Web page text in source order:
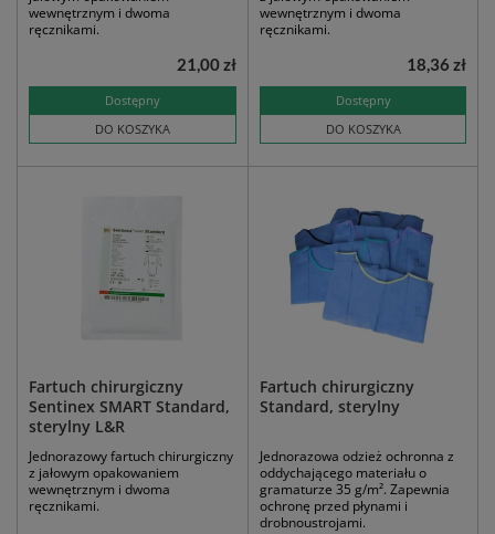
wewnętrznym i dwoma
ręcznikami.
Dostępny
DO KOSZYKA
21,00 zł
wewnętrznym i dwoma
ręcznikami.
Dostępny
DO KOSZYKA
18,36 zł
Fartuch chirurgiczny
Sentinex SMART Standard,
sterylny L&R
Jednorazowy fartuch chirurgiczny
z jałowym opakowaniem
wewnętrznym i dwoma
ręcznikami.
Fartuch chirurgiczny
Standard, sterylny
Jednorazowa odzież ochronna z
oddychającego materiału o
gramaturze 35 g/m². Zapewnia
ochronę przed płynami i
drobnoustrojami.